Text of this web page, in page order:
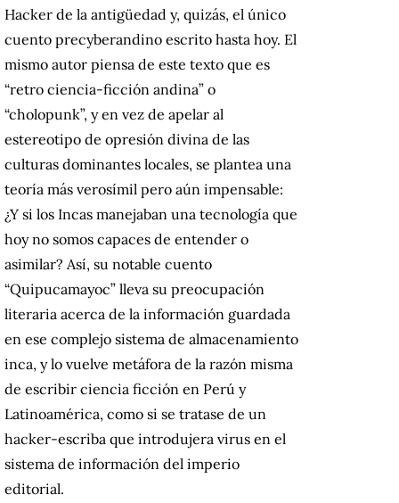
Hacker de la antigüedad y, quizás, el único
cuento precyberandino escrito hasta hoy. El
mismo autor piensa de este texto que es
“retro ciencia-ficción andina” o
“cholopunk”, y en vez de apelar al
estereotipo de opresión divina de las
culturas dominantes locales, se plantea una
teoría más verosímil pero aún impensable:
¿Y si los Incas manejaban una tecnología que
hoy no somos capaces de entender o
asimilar? Así, su notable cuento
“Quipucamayoc” lleva su preocupación
literaria acerca de la información guardada
en ese complejo sistema de almacenamiento
inca, y lo vuelve metáfora de la razón misma
de escribir ciencia ficción en Perú y
Latinoamérica, como si se tratase de un
hacker-escriba que introdujera virus en el
sistema de información del imperio
editorial.